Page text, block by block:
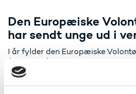
Den Europæiske
har sendt unge ud i
I år fylder den Europæiske
år. Det vil året igennem blive fejret
med på Facebook, hvor du lige